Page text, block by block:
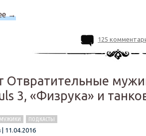
→
125
Отвратительные
3, «Физрука» и
МУЖИКИ
ПОДКАСТЫ
11.04.2016